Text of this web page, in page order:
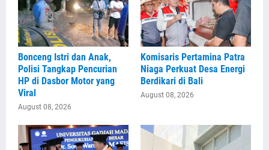
Bonceng Istri dan Anak,
Polisi Tangkap Pencurian
HP di Dasbor Motor yang
Viral
August 08, 2026
Komisaris Pertamina Patra
Niaga Perkuat Desa Energi
Berdikari di Bali
August 08, 2026